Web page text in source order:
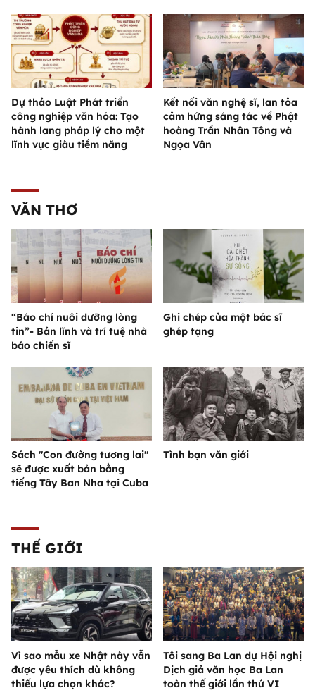
Dự thảo Luật Phát triển
công nghiệp văn hóa: Tạo
hành lang pháp lý cho một
lĩnh vực giàu tiềm năng
Kết nối văn nghệ sĩ, lan tỏa
cảm hứng sáng tác về Phật
hoàng Trần Nhân Tông và
Ngọa Vân
VĂN THƠ
“Báo chí nuôi dưỡng lòng
tin”- Bản lĩnh và trí tuệ nhà
báo chiến sĩ
Ghi chép của một bác sĩ
ghép tạng
Sách "Con đường tương lai"
sẽ được xuất bản bằng
tiếng Tây Ban Nha tại Cuba
Tình bạn văn giới
THẾ GIỚI
Vì sao mẫu xe Nhật này vẫn
được yêu thích dù không
thiếu lựa chọn khác?
Tôi sang Ba Lan dự Hội nghị
Dịch giả văn học Ba Lan
toàn thế giới lần thứ VI